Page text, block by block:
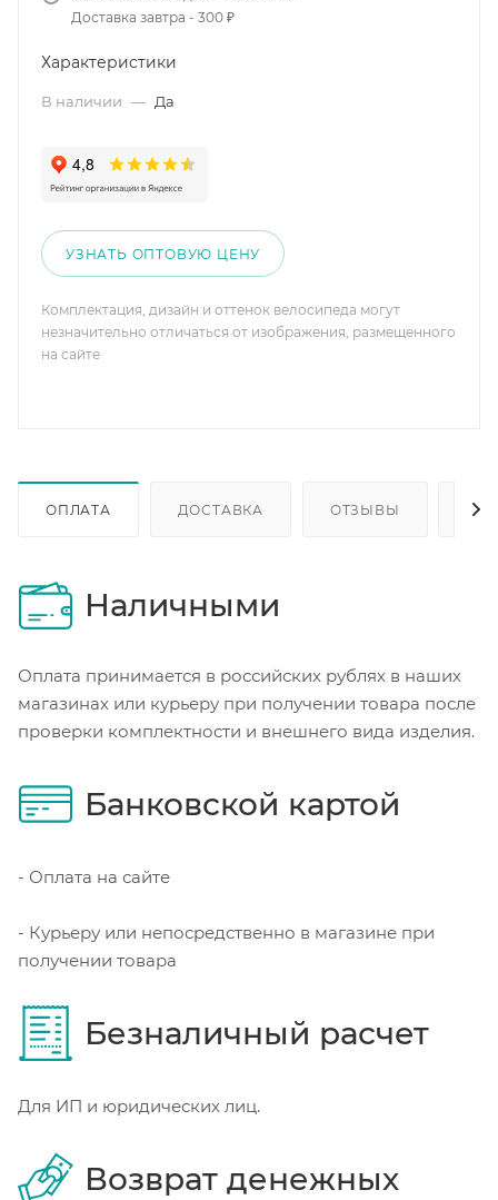
Доставка завтра - 300 ₽
Характеристики
В наличии — Да
УЗНАТЬ ОПТОВУЮ ЦЕНУ
Комплектация, дизайн и оттенок велосипеда могут
незначительно отличаться от изображения, размещенного
на сайте
ОПЛАТА ДОСТАВКА ОТЗЫВЫ
Наличными
Оплата принимается в российских рублях в наших
магазинах или курьеру при получении товара после
проверки комплектности и внешнего вида изделия.
Банковской картой
- Оплата на сайте
- Курьеру или непосредственно в магазине при
получении товара
Безналичный расчет
Для ИП и юридических лиц.
Возврат денежных